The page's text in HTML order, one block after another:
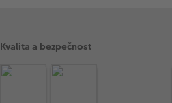
Kvalita a bezpečnost